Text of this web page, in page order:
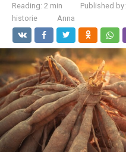
Reading: 2 min Published by:
historie
Anna